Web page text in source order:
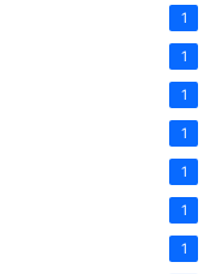
1
1
1
1
1
1
1